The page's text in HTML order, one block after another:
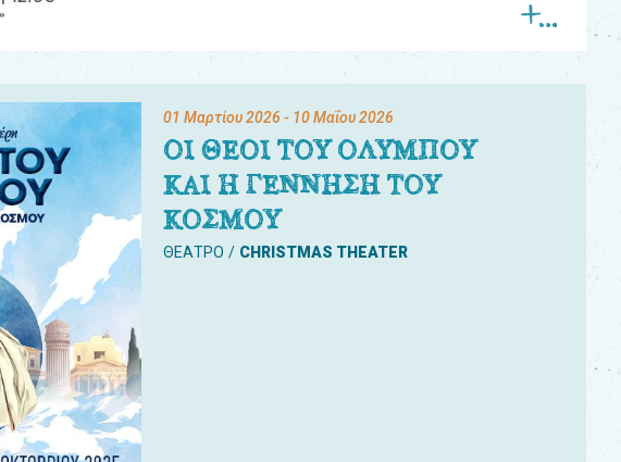
01 Μαρτίου 2026 - 10 Μαΐου 2026
ΟΙ ΘΕΟΙ ΤΟΥ ΟΛΥΜΠΟΥ
ΚΑΙ Η ΓΕΝΝΗΣΗ ΤΟΥ
ΚΟΣΜΟΥ
ΘΕΑΤΡΟ CHRISTMAS THEATER